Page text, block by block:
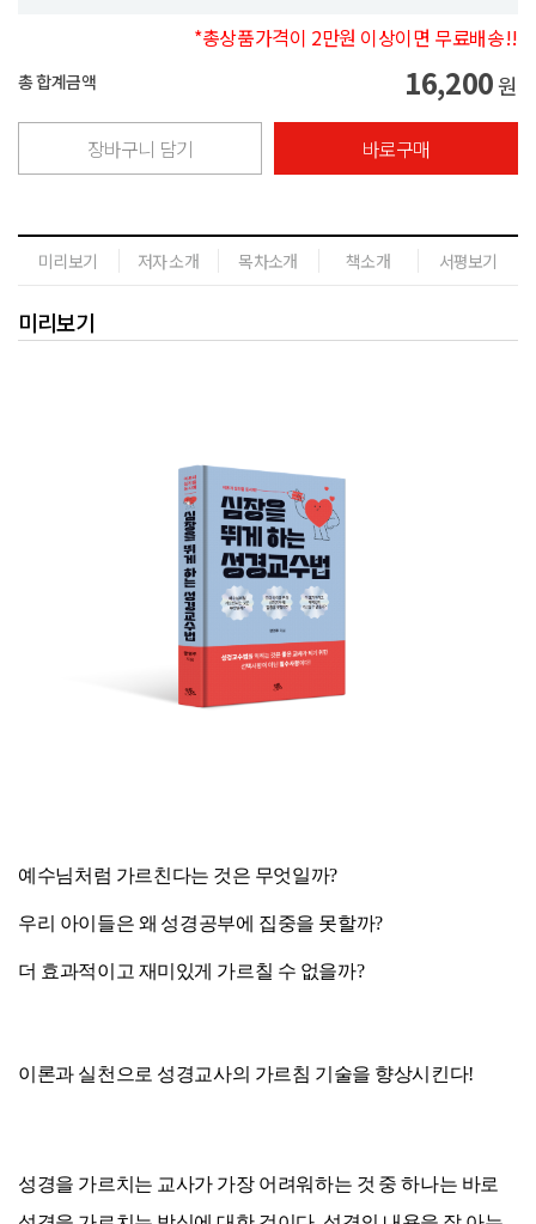
*총상품가격이 2만원 이상이면 무료배송!!
총 합계금액 16,200원
장바구니 담기 바로구매
미리보기 저자 소개 목차소개 책소개 서평보기
미리보기
예수님처럼 가르친다는 것은 무엇일까?
우리 아이들은 왜 성경공부에 집중을 못할까?
더 효과적이고 재미있게 가르칠 수 없을까?
이론과 실천으로 성경교사의 가르침 기술을 향상시킨다!
성경을 가르치는 교사가 가장 어려워하는 것 중 하나는 바로